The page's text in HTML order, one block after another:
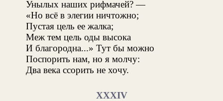
Унылых наших рифмачей? —
«Но всё в элегии ничтожно;
Пустая цель ее жалка;
Меж тем цель оды высока
И благородна...» Тут бы можно
Поспорить нам, но я молчу:
Два века ссорить не хочу.
XXXIV